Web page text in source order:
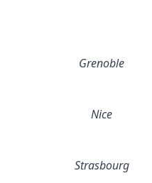
Grenoble
Nice
Strasbourg